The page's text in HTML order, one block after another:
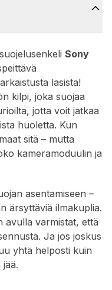
Sony
lasista!
kilpi, joka suojaa
jotta voit jatkaa
huoletta. Kun
sitä – mutta
kameramoduulin ja
asentamiseen –
ärsyttäviä ilmakuplia.
avulla varmistat, että
Ja jos joskus
yhtä helposti kuin